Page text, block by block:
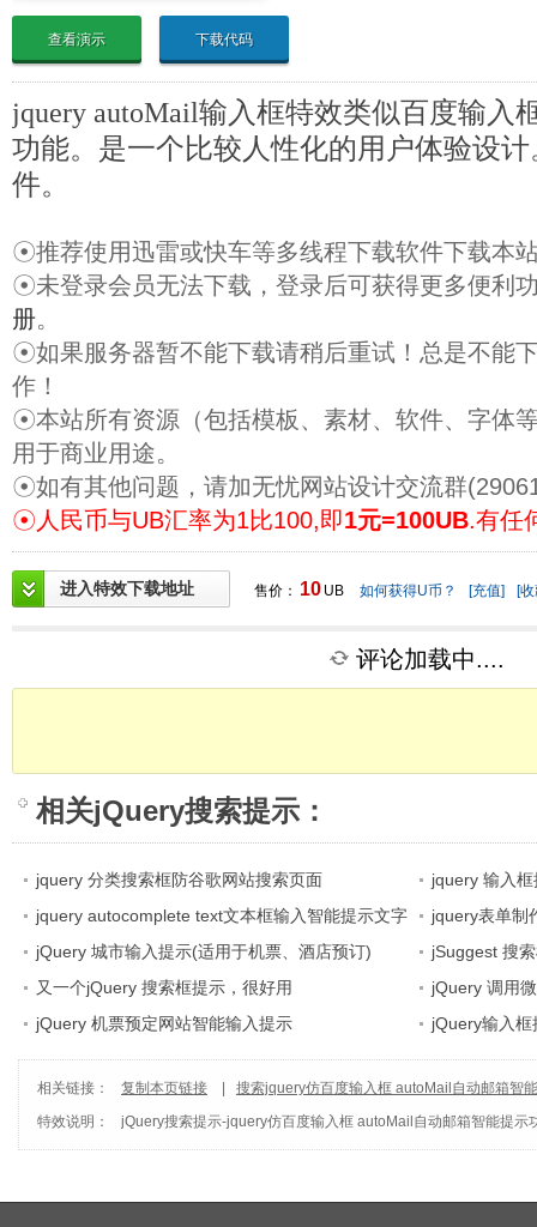
查看演示 下载代码
jquery autoMail输入框特效类似百度输入
功能。是一个比较人性化的用户体验设计
件。
☉推荐使用迅雷或快车等多线程下载软件下载本
☉未登录会员无法下载，登录后可获得更多便利
册。
☉如果服务器暂不能下载请稍后重试！总是不能
作！
☉本站所有资源（包括模板、素材、软件、字体
用于商业用途。
☉如有其他问题，请加无忧网站设计交流群
☉人民币与UB汇率为1比100,即1元=100UB.有任
进入特效下载地址 售价： 10 UB 如何获得U币？ [充值] [
评论加载中....
相关jQuery搜索提示 ：
jquery 分类搜索框防谷歌网站搜索页面
jquery 输入
火车预定智能
jquery autocomplete text文本框输入智能提示文字
内容效果
jquery表单制
提示框效果
jQuery 城市输入提示(适用于机票、酒店预订)
jSuggest 搜
又一个jQuery 搜索框提示，很好用
jQuery 调用
jQuery 机票预定网站智能输入提示
jQuery输入框
相关链接： 复制本页链接
搜索jquery仿百度输入框 autoMail自动邮箱智
特效说明：
jQuery搜索提示-jquery仿百度输入框 autoMail自动邮箱智能提示